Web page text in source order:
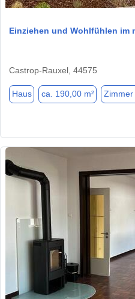
Einziehen und Wohlfühlen im
Castrop-Rauxel, 44575
Haus ca. 190,00 m² Zimmer